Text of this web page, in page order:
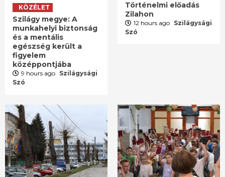
KÖZÉLET
Szilágy megye: A
munkahelyi biztonság
és a mentális
egészség került a
figyelem
középpontjába
9 hours ago Szilágysági
Szó
Történelmi előadás
Zilahon
12 hours ago Szilágysági
Szó